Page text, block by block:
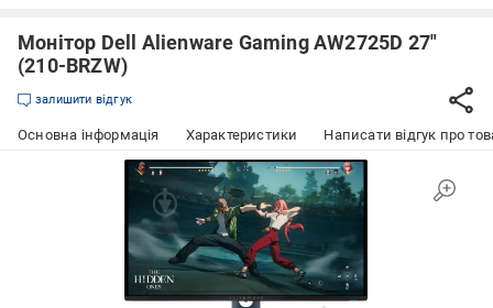
Монітор Dell Alienware Gaming AW2725D 27"
(210-BRZW)
залишити відгук
Основна інформація Характеристики Написати відгук про